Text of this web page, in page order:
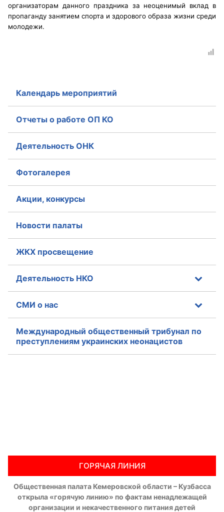
О Палате
Общественный штаб
Члены ОП КО
Документы ОП КО
Регламент ОП КО
Кодекс этики ОП КО
Соглашения
Рекомендации
Аппарат ОП КО
УСТАВ ГКУ “АППАРАТ ОП КО”
организаторам данного праздника за неоценимый вклад в
пропаганду занятием спорта и здорового образа жизни среди
молодежи.
Календарь мероприятий
Отчеты о работе ОП КО
Деятельность ОНК
Фотогалерея
Акции, конкурсы
Новости палаты
ЖКХ просвещение
Деятельность НКО
СМИ о нас
Международный общественный трибунал по
преступлениям украинских неонацистов
ГОРЯЧАЯ ЛИНИЯ
Общественная палата Кемеровской области – Кузбасса
открыла «горячую линию» по фактам ненадлежащей
организации и некачественного питания детей